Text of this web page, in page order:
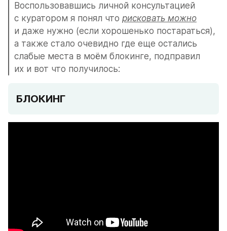
Воспользовавшись личной консультацией
с куратором я понял что рисковать можно
и даже нужно (если хорошенько постараться),
а также стало очевидно где еще остались
слабые места в моём блокинге, подправил
их и вот что получилось:
БЛОКИНГ